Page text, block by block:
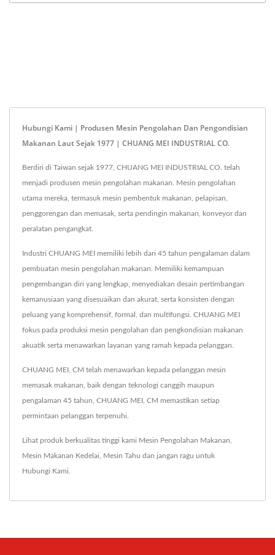
Hubungi Kami | Produsen Mesin Pengolahan Dan Pengondisian
Makanan Laut Sejak 1977 | CHUANG MEI INDUSTRIAL CO.
Berdiri di Taiwan sejak 1977, CHUANG MEI INDUSTRIAL CO. telah
menjadi produsen mesin pengolahan makanan. Mesin pengolahan
utama mereka, termasuk mesin pembentuk makanan, pelapisan,
penggorengan dan memasak, serta pendingin makanan, konveyor dan
peralatan pengangkat.
Industri CHUANG MEI memiliki lebih dari 45 tahun pengalaman dalam
pembuatan mesin pengolahan makanan. Memiliki kemampuan
pengembangan diri yang lengkap, menyediakan desain pertimbangan
kemanusiaan yang disesuaikan dan akurat, serta konsisten dengan
peluang yang komprehensif, formal, dan multifungsi. CHUANG MEI
fokus pada produksi mesin pengolahan dan pengkondisian makanan
akuatik serta menawarkan layanan yang ramah kepada pelanggan.
CHUANG MEI, CM telah menawarkan kepada pelanggan mesin
memasak makanan, baik dengan teknologi canggih maupun
pengalaman 45 tahun, CHUANG MEI, CM memastikan setiap
permintaan pelanggan terpenuhi.
Lihat produk berkualitas tinggi kami Mesin Pengolahan Makanan
Mesin Makanan Kedelai Mesin Tahu dan jangan ragu untuk
Hubungi Kami